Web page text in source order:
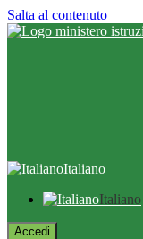
Salta al contenuto
Italiano
Italiano
Accedi